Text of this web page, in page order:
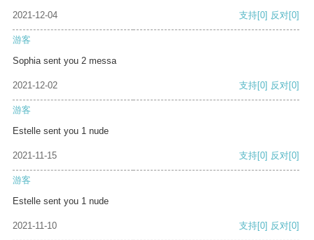
2021-12-04 支持[0] 反对[0]
游客
Sophia sent you 2 messa
2021-12-02 支持[0] 反对[0]
游客
Estelle sent you 1 nude
2021-11-15 支持[0] 反对[0]
游客
Estelle sent you 1 nude
2021-11-10 支持[0] 反对[0]